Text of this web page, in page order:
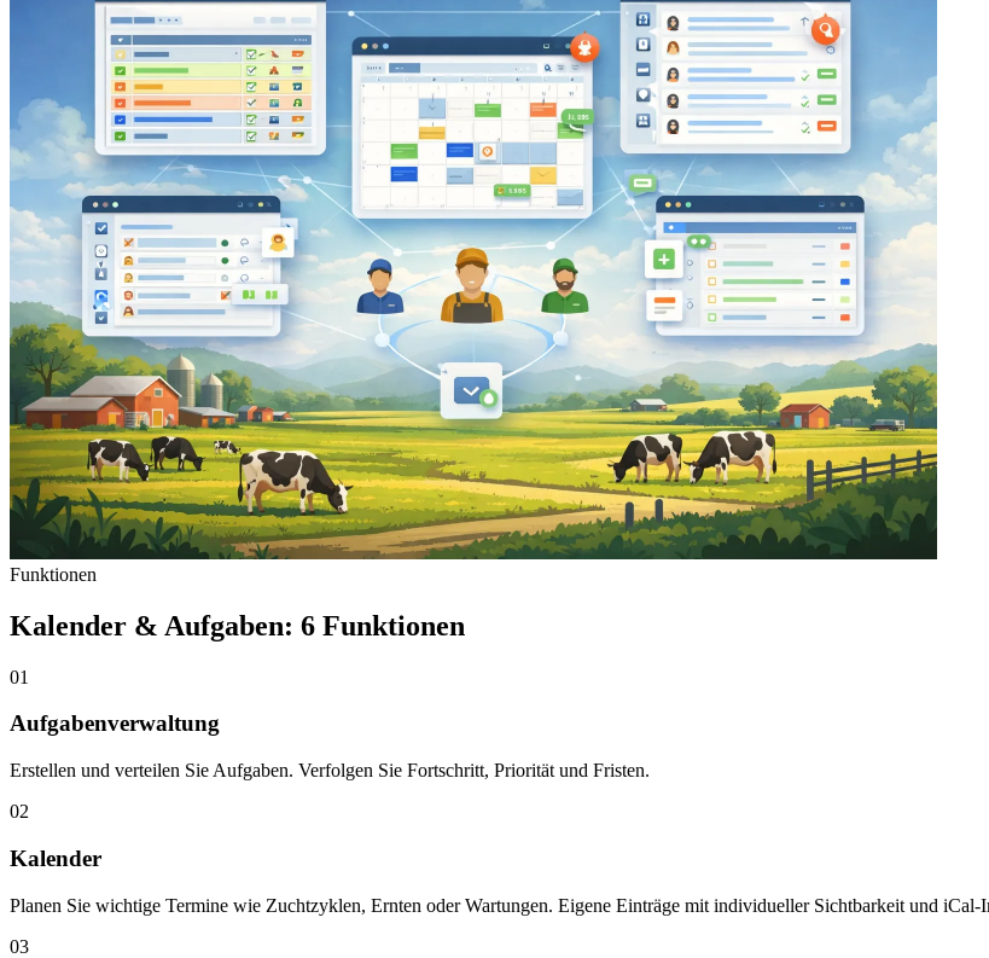
Funktionen
Kalender & Aufgaben: 6 Funktionen
01
Aufgabenverwaltung
Erstellen und verteilen Sie Aufgaben. Verfolgen Sie Fortschritt, Priorität und Fristen.
02
Kalender
Planen Sie wichtige Termine wie Zuchtzyklen, Ernten oder Wartungen. Eigene Einträge mit individueller Sichtbarkeit und iCal-
03